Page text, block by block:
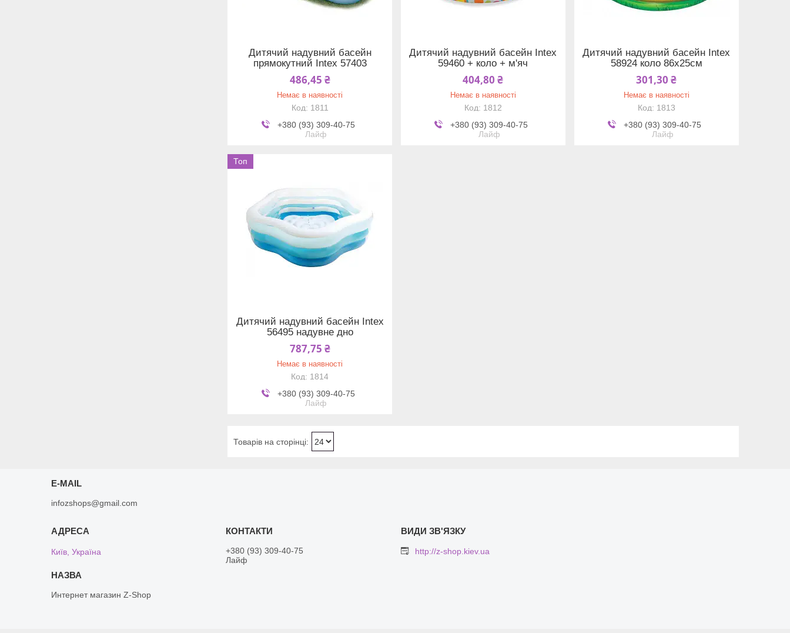
Дитячий надувний басейн
прямокутний Intex 57403
486,45 ₴
Немає в наявності
1811
+380 (93) 309-40-75
Лайф
Дитячий надувний басейн Intex
59460 + коло + м'яч
404,80 ₴
Немає в наявності
1812
+380 (93) 309-40-75
Лайф
Дитячий надувний басейн Intex
58924 коло 86х25см
301,30 ₴
Немає в наявності
1813
+380 (93) 309-40-75
Лайф
Топ
Дитячий надувний басейн Intex
56495 надувне дно
787,75 ₴
Немає в наявності
1814
+380 (93) 309-40-75
Лайф
E-MAIL
infozshops@gmail.com
Київ, Україна
Интернет магазин Z-Shop
+380 (93) 309-40-75
Лайф
http://z-shop.kiev.ua